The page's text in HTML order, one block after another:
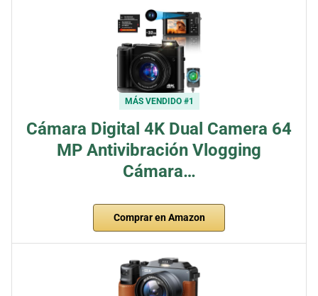
MÁS VENDIDO #1
Cámara Digital 4K Dual Camera 64
MP Antivibración Vlogging
Cámara…
Comprar en Amazon